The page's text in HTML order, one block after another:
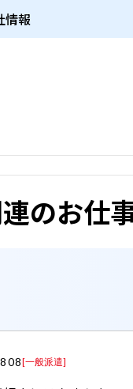
情報
のお仕
[一般派遣]
集｜派遣なら【ヒ